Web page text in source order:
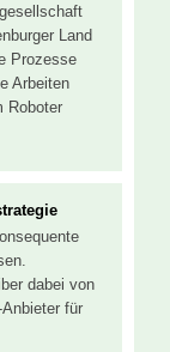
Land
Prozesse
Arbeiten
Roboter
dabei von
für